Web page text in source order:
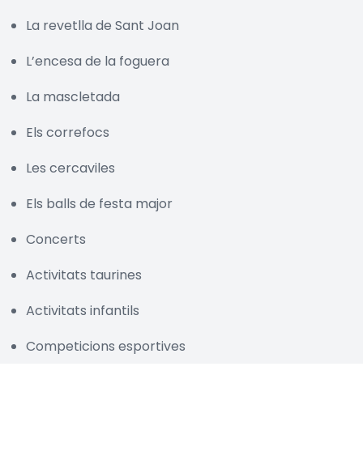
La revetlla de Sant Joan
L’encesa de la foguera
La mascletada
Els correfocs
Les cercaviles
Els balls de festa major
Concerts
Activitats taurines
Activitats infantils
Competicions esportives